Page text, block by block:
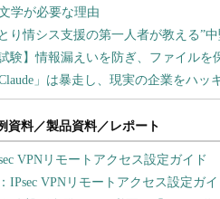
資料／製品資料／レポート
VPNリモートアクセス設定ガイド
IPsec VPNリモートアクセス設定ガイ